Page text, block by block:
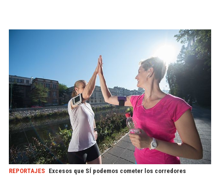
REPORTAJES Excesos que SÍ podemos cometer los corredores